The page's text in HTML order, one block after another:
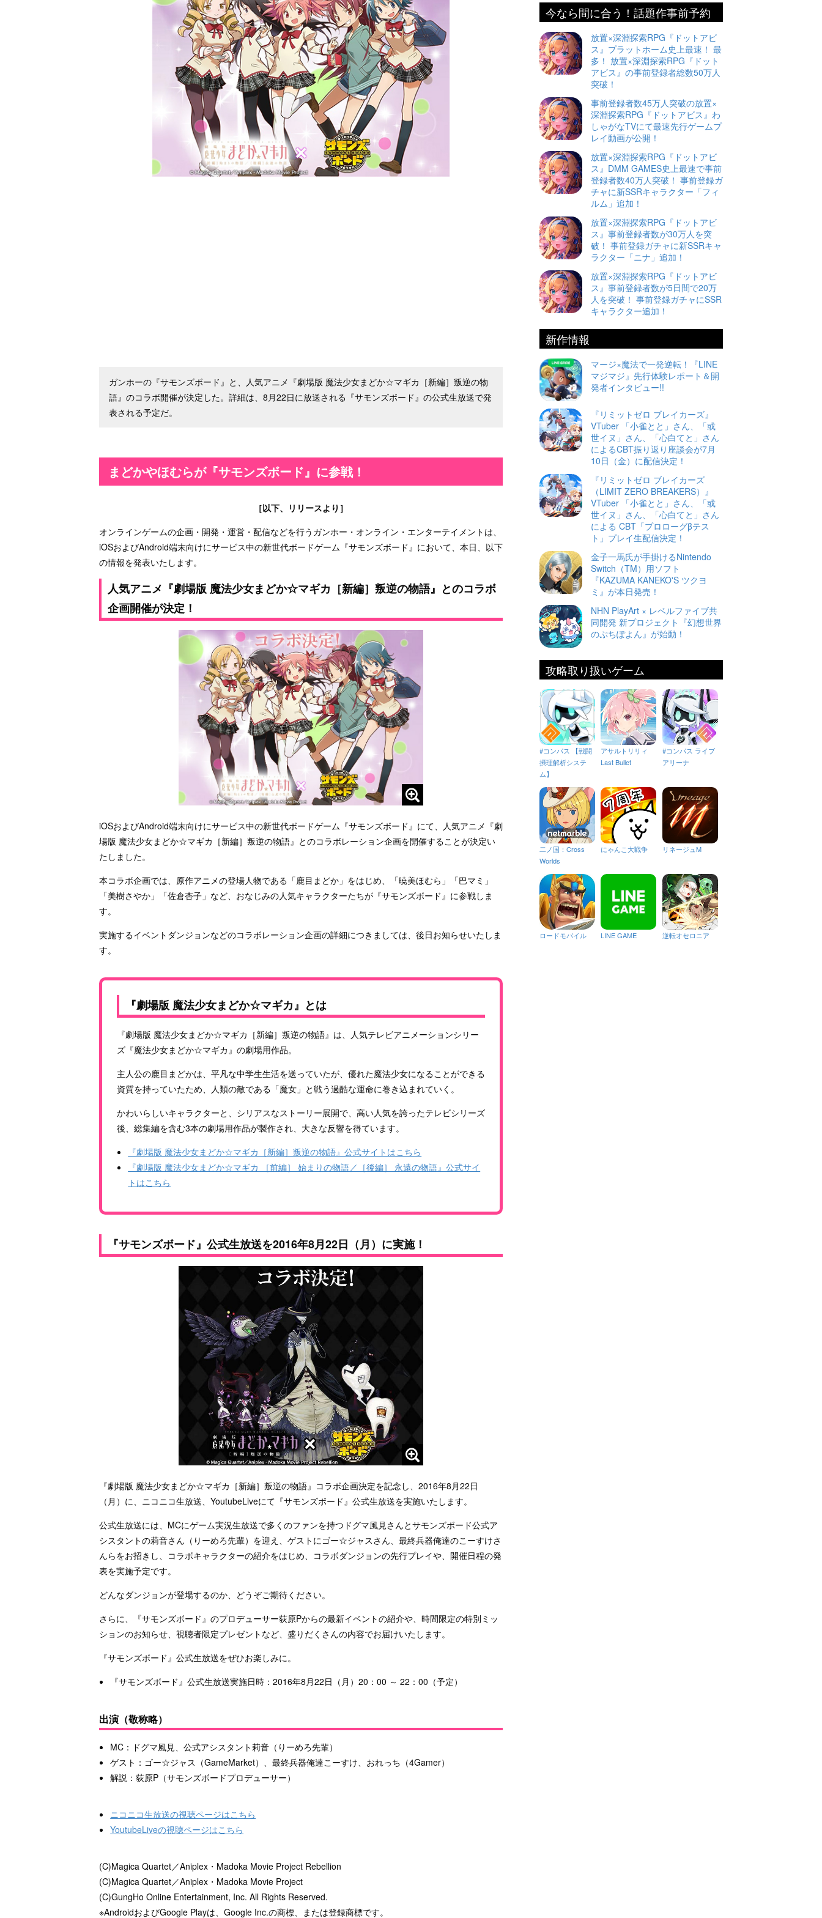
ガンホーの『サモンズボード』と、人気アニメ『劇場版 魔法少女まどか☆マギカ［新編］叛逆の物
語』のコラボ開催が決定した。詳細は、8月22日に放送される『サモンズボード』の公式生放送で発
表される予定だ。
まどかやほむらが『サモンズボード』に参戦！
［以下、リリースより］
オンラインゲームの企画・開発・運営・配信などを行うガンホー・オンライン・エンターテイメントは、
iOSおよびAndroid端末向けにサービス中の新世代ボードゲーム『サモンズボード』において、本日、以下
の情報を発表いたします。
人気アニメ『劇場版 魔法少女まどか☆マギカ［新編］叛逆の物語』とのコラボ
企画開催が決定！
iOSおよびAndroid端末向けにサービス中の新世代ボードゲーム『サモンズボード』にて、人気アニメ『劇
場版 魔法少女まどか☆マギカ［新編］叛逆の物語』とのコラボレーション企画を開催することが決定い
たしました。
本コラボ企画では、原作アニメの登場人物である「鹿目まどか」をはじめ、「暁美ほむら」「巴マミ」
「美樹さやか」「佐倉杏子」など、おなじみの人気キャラクターたちが『サモンズボード』に参戦しま
す。
実施するイベントダンジョンなどのコラボレーション企画の詳細につきましては、後日お知らせいたしま
す。
『劇場版 魔法少女まどか☆マギカ』とは
『劇場版 魔法少女まどか☆マギカ［新編］叛逆の物語』は、人気テレビアニメーションシリー
ズ『魔法少女まどか☆マギカ』の劇場用作品。
主人公の鹿目まどかは、平凡な中学生生活を送っていたが、優れた魔法少女になることができる
資質を持っていたため、人類の敵である「魔女」と戦う過酷な運命に巻き込まれていく。
かわいらしいキャラクターと、シリアスなストーリー展開で、高い人気を誇ったテレビシリーズ
後、総集編を含む3本の劇場用作品が製作され、大きな反響を得ています。
『劇場版 魔法少女まどか☆マギカ［新編］叛逆の物語』公式サイトはこちら
『劇場版 魔法少女まどか☆マギカ ［前編］ 始まりの物語／［後編］ 永遠の物語』公式サイ
トはこちら
『サモンズボード』公式生放送を2016年8月22日（月）に実施！
『劇場版 魔法少女まどか☆マギカ［新編］叛逆の物語』コラボ企画決定を記念し、2016年8月22日
（月）に、ニコニコ生放送、YoutubeLiveにて『サモンズボード』公式生放送を実施いたします。
公式生放送には、MCにゲーム実況生放送で多くのファンを持つドグマ風見さんとサモンズボード公式ア
シスタントの莉音さん（りーめろ先輩）を迎え、ゲストにゴー☆ジャスさん、最終兵器俺達のこーすけさ
んらをお招きし、コラボキャラクターの紹介をはじめ、コラボダンジョンの先行プレイや、開催日程の発
表を実施予定です。
どんなダンジョンが登場するのか、どうぞご期待ください。
さらに、『サモンズボード』のプロデューサー荻原Pからの最新イベントの紹介や、時間限定の特別ミッ
ションのお知らせ、視聴者限定プレゼントなど、盛りだくさんの内容でお届けいたします。
『サモンズボード』公式生放送をぜひお楽しみに。
『サモンズボード』公式生放送実施日時：2016年8月22日（月）20：00 ～ 22：00（予定）
出演（敬称略）
MC：ドグマ風見、公式アシスタント莉音（りーめろ先輩）
ゲスト：ゴー☆ジャス（GameMarket）、最終兵器俺達こーすけ、おれっち（4Gamer）
解説：荻原P（サモンズボードプロデューサー）
ニコニコ生放送の視聴ページはこちら
YoutubeLiveの視聴ページはこちら
(C)Magica Quartet／Aniplex・Madoka Movie Project Rebellion
(C)Magica Quartet／Aniplex・Madoka Movie Project
(C)GungHo Online Entertainment, Inc. All Rights Reserved.
※AndroidおよびGoogle Playは、Google Inc.の商標、または登録商標です。
今なら間に合う！話題作事前予約
放置×深淵探索RPG『ドットアビ
ス』プラットホーム史上最速！ 最
多！ 放置×深淵探索RPG『ドット
アビス』の事前登録者総数50万人
突破！
事前登録者数45万人突破の放置×
深淵探索RPG『ドットアビス』わ
しゃがなTVにて最速先行ゲームプ
レイ動画が公開！
放置×深淵探索RPG『ドットアビ
ス』DMM GAMES史上最速で事前
登録者数40万人突破！ 事前登録ガ
チャに新SSRキャラクター「フィ
ルム」追加！
放置×深淵探索RPG『ドットアビ
ス』事前登録者数が30万人を突
破！ 事前登録ガチャに新SSRキャ
ラクター「ニナ」追加！
放置×深淵探索RPG『ドットアビ
ス』事前登録者数が5日間で20万
人を突破！ 事前登録ガチャにSSR
キャラクター追加！
新作情報
マージ×魔法で一発逆転！『LINE
マジマジ』先行体験レポート＆開
発者インタビュー!!
『リミットゼロ ブレイカーズ』
VTuber 「小雀とと」さん、「或
世イヌ」さん、「心白てと」さん
によるCBT振り返り座談会が7月
10日（金）に配信決定！
『リミットゼロ ブレイカーズ
（LIMIT ZERO BREAKERS）』
VTuber 「小雀とと」さん、「或
世イヌ」さん、「心白てと」さん
による CBT「プロローグβテス
ト」プレイ生配信決定！
金子一馬氏が手掛けるNintendo
Switch（TM）用ソフト
『KAZUMA KANEKO'S ツクヨ
ミ』が本日発売！
NHN PlayArt × レベルファイブ共
同開発 新プロジェクト『幻想世界
のぷちぽよん』が始動！
攻略取り扱いゲーム
#コンパス 【戦闘
摂理解析システ
ム】
アサルトリリィ
Last Bullet
#コンパス ライブ
アリーナ
二ノ国：Cross
Worlds
にゃんこ大戦争 リネージュM
ロードモバイル LINE GAME 逆転オセロニア